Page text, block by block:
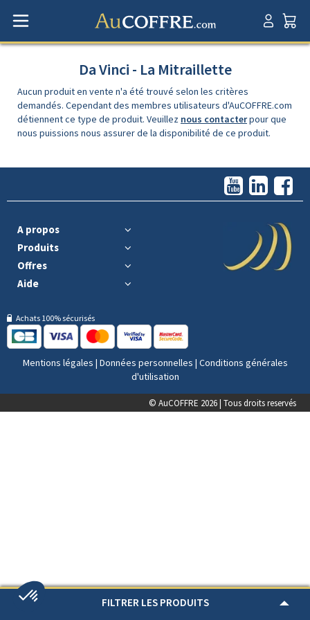
FILTRER LES PRODUITS
Da Vinci - La Mitraillette
Aucun produit en vente n'a été trouvé selon les critères
demandés. Cependant des membres utilisateurs d'AuCOFFRE.com
détiennent ce type de produit. Veuillez nous contacterpour que
nous puissions nous assurer de la disponibilité de ce produit.
A propos
Produits
Offres
Aide
Achats 100% sécurisés
Mentions légales | Données personnelles | Conditions générales
d'utilisation
© AuCOFFRE 2026 | Tous droits reservés